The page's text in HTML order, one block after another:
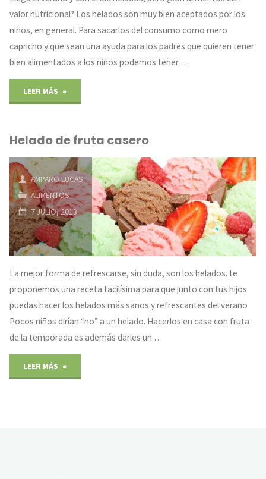
valor nutricional? Los helados son muy bien aceptados por los
niños, en general. Para sacarlos del consumo como mero
capricho y que sean una ayuda para los padres que quieren tener
bien alimentados a los niños podemos tener …
LEER MÁS
helado"
Helado de fruta casero
AMPARO LUCAS
ALIMENTOS
7 JULIO, 2013
La mejor forma de refrescarse, sin duda, son los helados. te
proponemos una receta facilísima para que junto con tus hijos
puedas hacer los helados más sanos y refrescantes del verano
Pocos niños dirían “no” a un helado. Hacerlos en casa con fruta
de la temporada es además darles un …
LEER MÁS